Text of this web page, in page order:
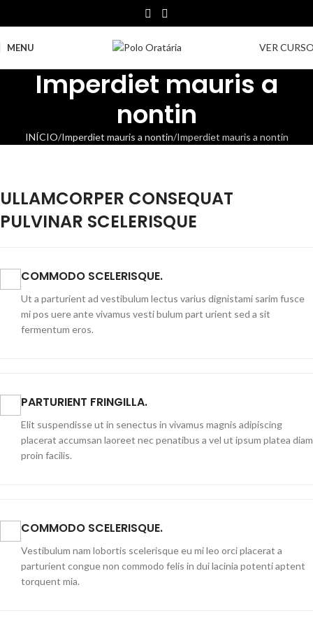
MENU VER
Imperdiet mauris a
nontin
INÍCIO Imperdiet mauris a nontin Imperdiet mauris a nontin
ULLAMCORPER CONSEQUAT
PULVINAR SCELERISQUE
COMMODO SCELERISQUE.
Ut a parturient ad vestibulum lectus varius dignistami sarim fusce
mi pos uere ante vivamus vesti bulum part urient sed a sit
fermentum eros.
PARTURIENT FRINGILLA.
Elit suspendisse ut in senectus in vivamus magnis adipiscing
placerat accumsan laoreet nec penatibus a vel ut ipsum platea diam
proin facilis.
COMMODO SCELERISQUE.
Vestibulum nam lobortis scelerisque eu mi leo orci placerat a
parturient congue non commodo felis in dui lacinia potenti aptent
torquent mia.